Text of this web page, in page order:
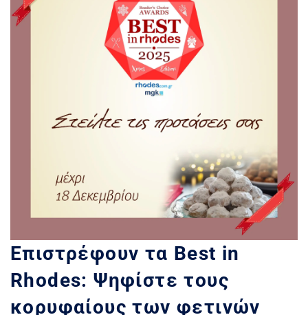
Επιστρέφουν τα Best in
Rhodes: Ψηφίστε τους
κορυφαίους των φετινών